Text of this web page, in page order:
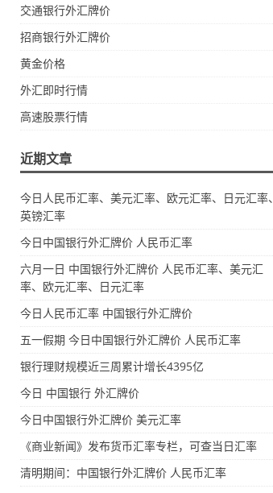
交通银行外汇牌价
招商银行外汇牌价
黄金价格
外汇即时行情
高速股票行情
近期文章
今日人民币汇率、美元汇率、欧元汇率、日元汇率、
英镑汇率
今日中国银行外汇牌价 人民币汇率
六月一日 中国银行外汇牌价 人民币汇率、美元汇
率、欧元汇率、日元汇率
今日人民币汇率 中国银行外汇牌价
五一假期 今日中国银行外汇牌价 人民币汇率
银行理财规模近三周累计增长4395亿
今日 中国银行 外汇牌价
今日中国银行外汇牌价 美元汇率
《商业新闻》发布货币汇率专栏，可查当日汇率
清明期间：中国银行外汇牌价 人民币汇率